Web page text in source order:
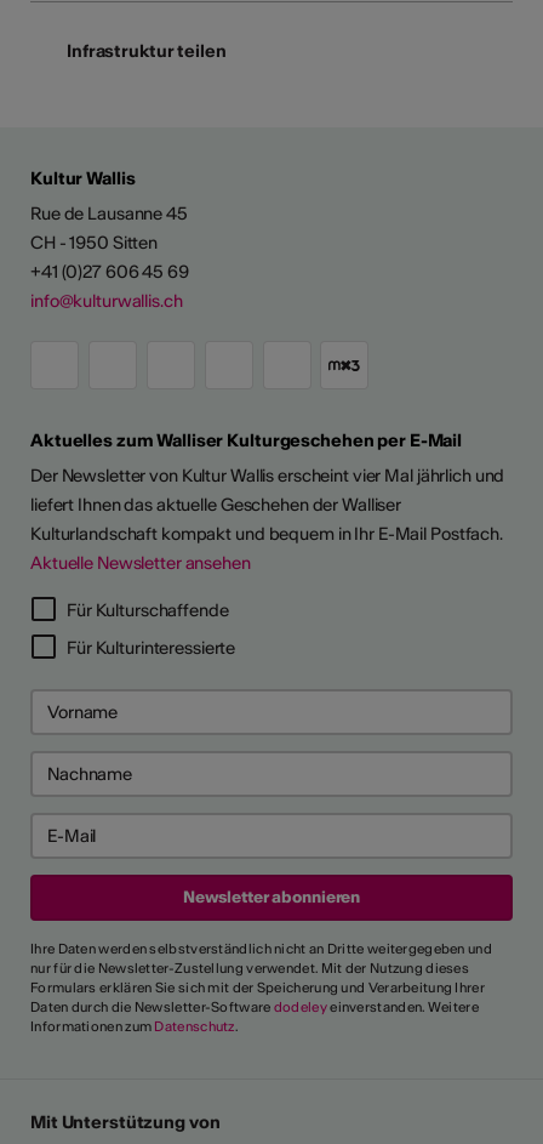
Infrastruktur teilen
Kultur Wallis
Rue de Lausanne 45
CH - 1950 Sitten
+41 (0)27 606 45 69
info@kulturwallis.ch
Aktuelles zum Walliser Kulturgeschehen per E-Mail
Der Newsletter von Kultur Wallis erscheint vier Mal jährlich und
liefert Ihnen das aktuelle Geschehen der Walliser
Kulturlandschaft kompakt und bequem in Ihr E-Mail Postfach.
Aktuelle Newsletter ansehen
Für Kulturschaffende
Für Kulturinteressierte
Ihre Daten werden selbstverständlich nicht an Dritte weitergegeben und
nur für die Newsletter-Zustellung verwendet. Mit der Nutzung dieses
Formulars erklären Sie sich mit der Speicherung und Verarbeitung Ihrer
Daten durch die Newsletter-Software dodeleyeinverstanden. Weitere
Informationen zum Datenschutz.
Mit Unterstützung von